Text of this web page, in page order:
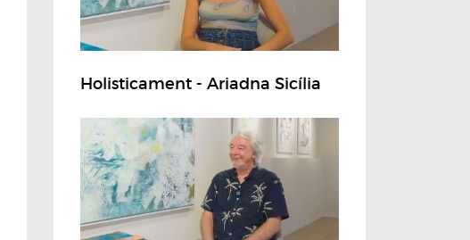
Holisticament - Ariadna Sicília